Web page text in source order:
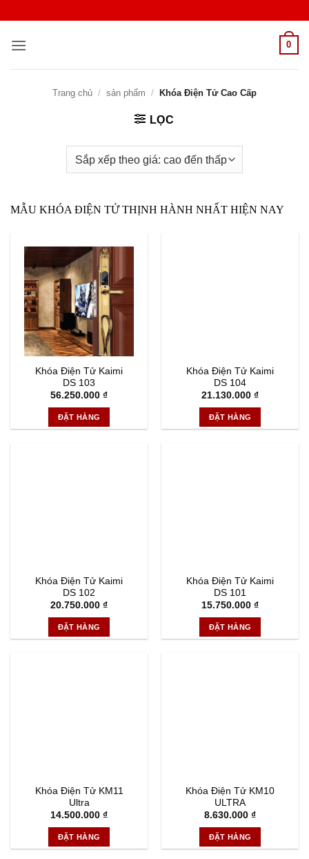
nội
0
Trang chủ / sản phẩm / Khóa Điện Tử Cao Cấp
LỌC
MẪU KHÓA ĐIỆN TỬ THỊNH HÀNH NHẤT HIỆN NAY
Khóa Điện Tử Kaimi
DS 103
56.250.000 ₫
ĐẶT HÀNG
Khóa Điện Tử Kaimi
DS 104
21.130.000 ₫
ĐẶT HÀNG
Khóa Điện Tử Kaimi
DS 102
20.750.000 ₫
ĐẶT HÀNG
Khóa Điện Tử Kaimi
DS 101
15.750.000 ₫
ĐẶT HÀNG
Khóa Điện Tử KM11
Ultra
14.500.000 ₫
ĐẶT HÀNG
Khóa Điện Tử KM10
ULTRA
8.630.000 ₫
ĐẶT HÀNG